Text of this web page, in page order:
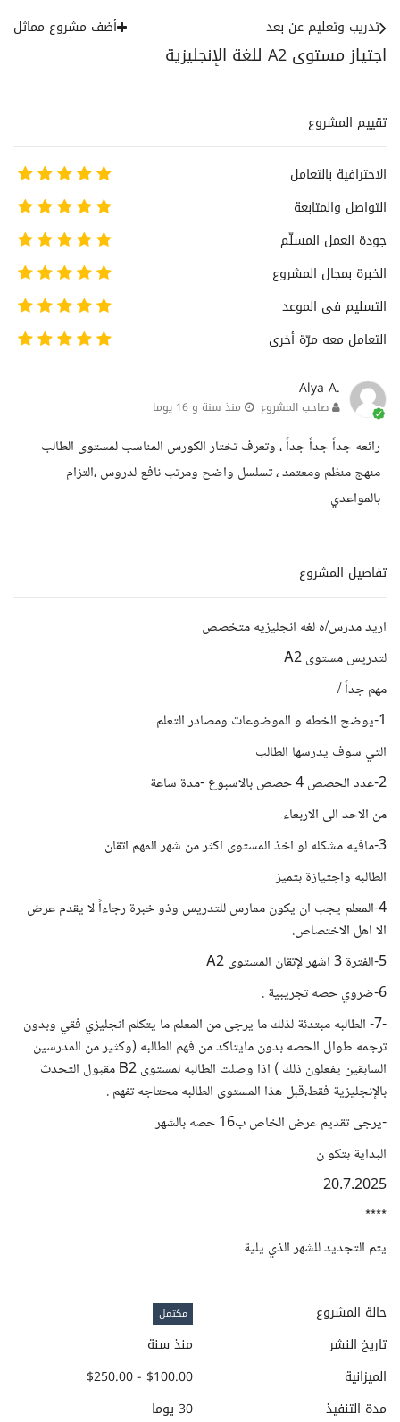
اجتياز مستوى A2 للغة الإنجليزية
تدريب وتعليم عن بعد أضف مشروع مماثل
تقييم المشروع
الاحترافية بالتعامل
التواصل والمتابعة
جودة العمل المسلّم
الخبرة بمجال المشروع
التسليم فى الموعد
التعامل معه مرّة أخرى
Alya A.
صاحب المشروع منذ سنة و 16 يوما
رائعه جداً جداً جداً ، وتعرف تختار الكورس المناسب لمستوى الطالب
منهج منظم ومعتمد ، تسلسل واضح ومرتب نافع لدروس ،التزام
بالمواعدي
تفاصيل المشروع
اريد مدرس/ه لغه انجليزيه متخصص
لتدريس مستوى A2
مهم جداً /
1-يوضح الخطه و الموضوعات ومصادر التعلم
التي سوف يدرسها الطالب
2-عدد الحصص 4 حصص بالاسبوع -مدة ساعة
من الاحد الى الاربعاء
3-مافيه مشكله لو اخذ المستوى اكثر من شهر المهم اتقان
الطالبه واجتيازة بتميز
4-المعلم يجب ان يكون ممارس للتدريس وذو خبرة رجاءاً لا يقدم عرض
الا اهل الاختصاص.
5-الفترة 3 اشهر لإتقان المستوى A2
6-ضروي حصه تجريبية .
-7- الطالبه مبتدئة لذلك ما يرجى من المعلم ما يتكلم انجليزي فقي وبدون
ترجمه طوال الحصه بدون مايتاكد من فهم الطالبه (وكثير من المدرسين
السابقين يفعلون ذلك ) اذا وصلت الطالبه لمستوى B2 مقبول التحدث
بالإنجليزية فقط،قبل هذا المستوى الطالبه محتاجه تفهم .
-يرجى تقديم عرض الخاص ب16 حصه بالشهر
البداية بتكو ن
20.7.2025
****
يتم التجديد للشهر الذي يلية
حالة المشروع مكتمل
تاريخ النشر
منذ سنة
الميزانية
$100.00 - $250.00
مدة التنفيذ
30 يوما